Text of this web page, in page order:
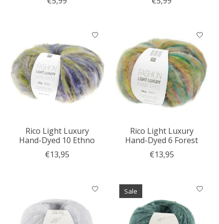
Rico Light Luxury
Hand-Dyed 10 Ethno
€13,95
Rico Light Luxury
Hand-Dyed 6 Forest
€13,95
Sale